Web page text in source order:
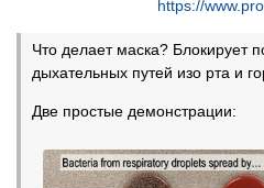
https://
Что делает маска? Блокирует
дыхательных путей изо рта и
Две простые демонстрации: